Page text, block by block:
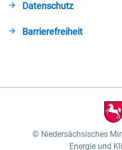
Datenschutz
Barrierefreiheit
Niedersächsisches
Energie und